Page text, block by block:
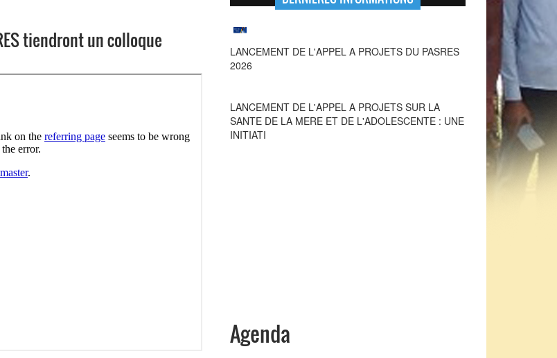
tiendront un colloque
LANCEMENT DE L'APPEL A PROJETS SUR LA
SANTE DE LA MERE ET DE L'ADOLESCENTE : UNE
Agenda